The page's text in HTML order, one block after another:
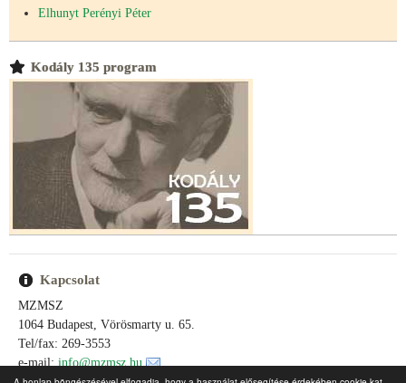
Elhunyt Perényi Péter
Kodály 135 program
Kapcsolat
MZMSZ
1064 Budapest, Vörösmarty u. 65.
Tel/fax: 269-3553
e-mail: info@mzmsz.hu